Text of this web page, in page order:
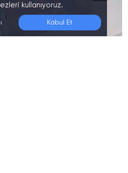
kullanıyoruz.
Kabul Et